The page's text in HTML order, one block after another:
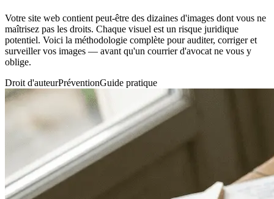
Votre site web contient peut-être des dizaines d'images dont vous ne
maîtrisez pas les droits. Chaque visuel est un risque juridique
potentiel. Voici la méthodologie complète pour auditer, corriger et
surveiller vos images — avant qu'un courrier d'avocat ne vous y
oblige.
Droit d'auteurPréventionGuide pratique